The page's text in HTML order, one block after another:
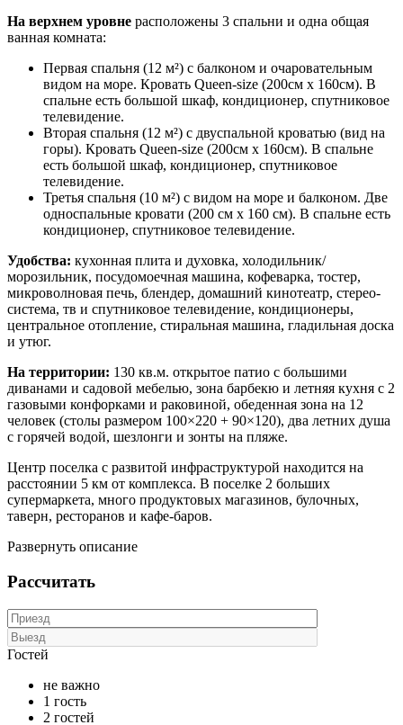
На верхнем уровне расположены 3 спальни и одна общая
ванная комната:
Первая спальня (12 м²) с балконом и очаровательным
видом на море. Кровать Queen-size (200см х 160см). В
спальне есть большой шкаф, кондиционер, спутниковое
телевидение.
Вторая спальня (12 м²) с двуспальной кроватью (вид на
горы). Кровать Queen-size (200см х 160см). В спальне
есть большой шкаф, кондиционер, спутниковое
телевидение.
Третья спальня (10 м²) с видом на море и балконом. Две
односпальные кровати (200 см х 160 см). В спальне есть
кондиционер, спутниковое телевидение.
Удобства: кухонная плита и духовка, холодильник/
морозильник, посудомоечная машина, кофеварка, тостер,
микроволновая печь, блендер, домашний кинотеатр, стерео-
система, тв и спутниковое телевидение, кондиционеры,
центральное отопление, стиральная машина, гладильная доска
и утюг.
На территории: 130 кв.м. открытое патио с большими
диванами и садовой мебелью, зона барбекю и летняя кухня с 2
газовыми конфорками и раковиной, обеденная зона на 12
человек (столы размером 100×220 + 90×120), два летних душа
с горячей водой, шезлонги и зонты на пляже.
Центр поселка с развитой инфраструктурой находится на
расстоянии 5 км от комплекса. В поселке 2 больших
супермаркета, много продуктовых магазинов, булочных,
таверн, ресторанов и кафе-баров.
Развернуть описание
Рассчитать
Гостей
не важно
1 гость
2 гостей